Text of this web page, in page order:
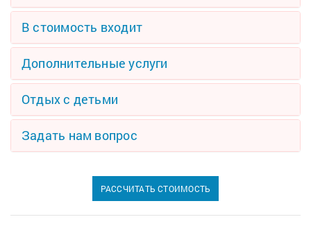
В стоимость входит
Дополнительные услуги
Отдых с детьми
Задать нам вопрос
РАССЧИТАТЬ СТОИМОСТЬ